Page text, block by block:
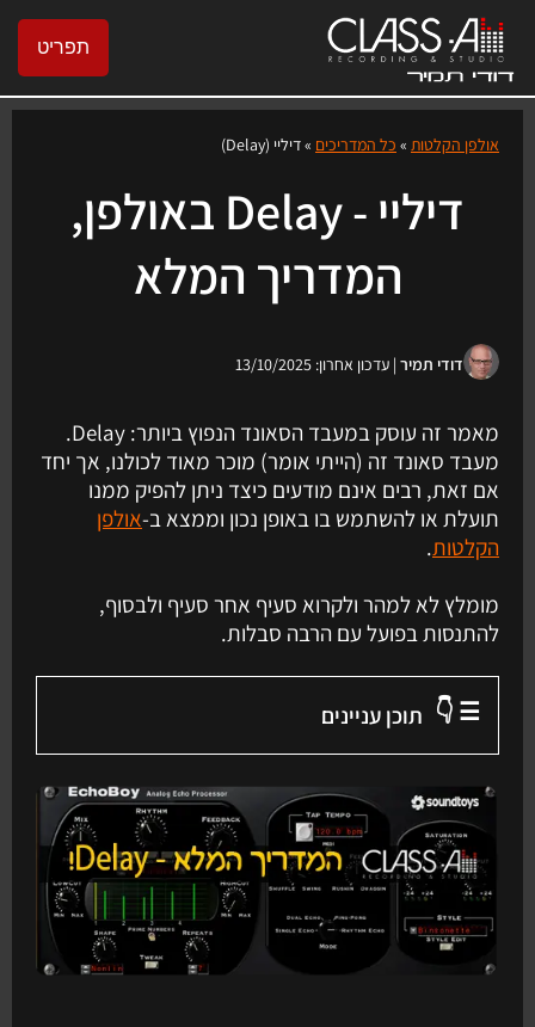
תפריט
אולפן הקלטות » כל המדריכים »דיליי (Delay)
דיליי - Delay באולפן,
המדריך המלא
דודי תמיר | עדכון אחרון: 13/10/2025
מאמר זה עוסק במעבד הסאונד הנפוץ ביותר: Delay.
מעבד סאונד זה (הייתי אומר) מוכר מאוד לכולנו, אך יחד
אם זאת, רבים אינם מודעים כיצד ניתן להפיק ממנו
תועלת או להשתמש בו באופן נכון וממצא ב-אולפן
הקלטות.
מומלץ לא למהר ולקרוא סעיף אחר סעיף ולבסוף,
להתנסות בפועל עם הרבה סבלות.
☰ 👇 תוכן עניינים